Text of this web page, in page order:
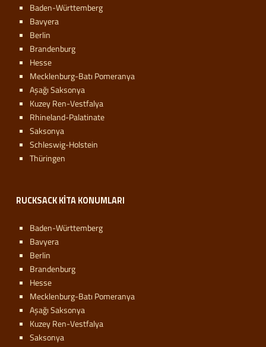
Baden-Württemberg
Bavyera
Berlin
Brandenburg
Hesse
Mecklenburg-Batı Pomeranya
Aşağı Saksonya
Kuzey Ren-Vestfalya
Rhineland-Palatinate
Saksonya
Schleswig-Holstein
Thüringen
RUCKSACK KITA KONUMLARI
Baden-Württemberg
Bavyera
Berlin
Brandenburg
Hesse
Mecklenburg-Batı Pomeranya
Aşağı Saksonya
Kuzey Ren-Vestfalya
Saksonya